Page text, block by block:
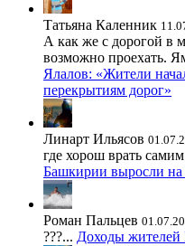
Татьяна Каленник
А как же с дорогой в
возможно проехать.
Ялалов: «Жители
перекрытиям дорог»
Линарт Ильясов
где хорош врать самим
Башкирии выросли на
Роман Пальцев
???... Доходы